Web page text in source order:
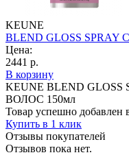
KEUNE
BLEND GLOSS
Цена:
2441 р.
В корзину
KEUNE BLEND
ВОЛОС 150мл
Товар успешно добавлен
Купить в 1 клик
Отзывы покупателей
Отзывов пока нет.